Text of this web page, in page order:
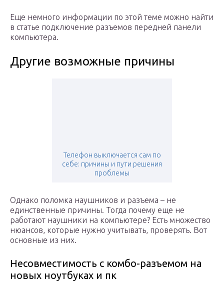
Еще немного информации по этой теме можно найти
в статье подключение разъемов передней панели
компьютера.
Другие возможные причины
Телефон выключается сам по
себе: причины и пути решения
проблемы
Однако поломка наушников и разъема – не
единственные причины. Тогда почему еще не
работают наушники на компьютере? Есть множество
нюансов, которые нужно учитывать, проверять. Вот
основные из них.
Несовместимость с комбо-разъемом на
новых ноутбуках и пк